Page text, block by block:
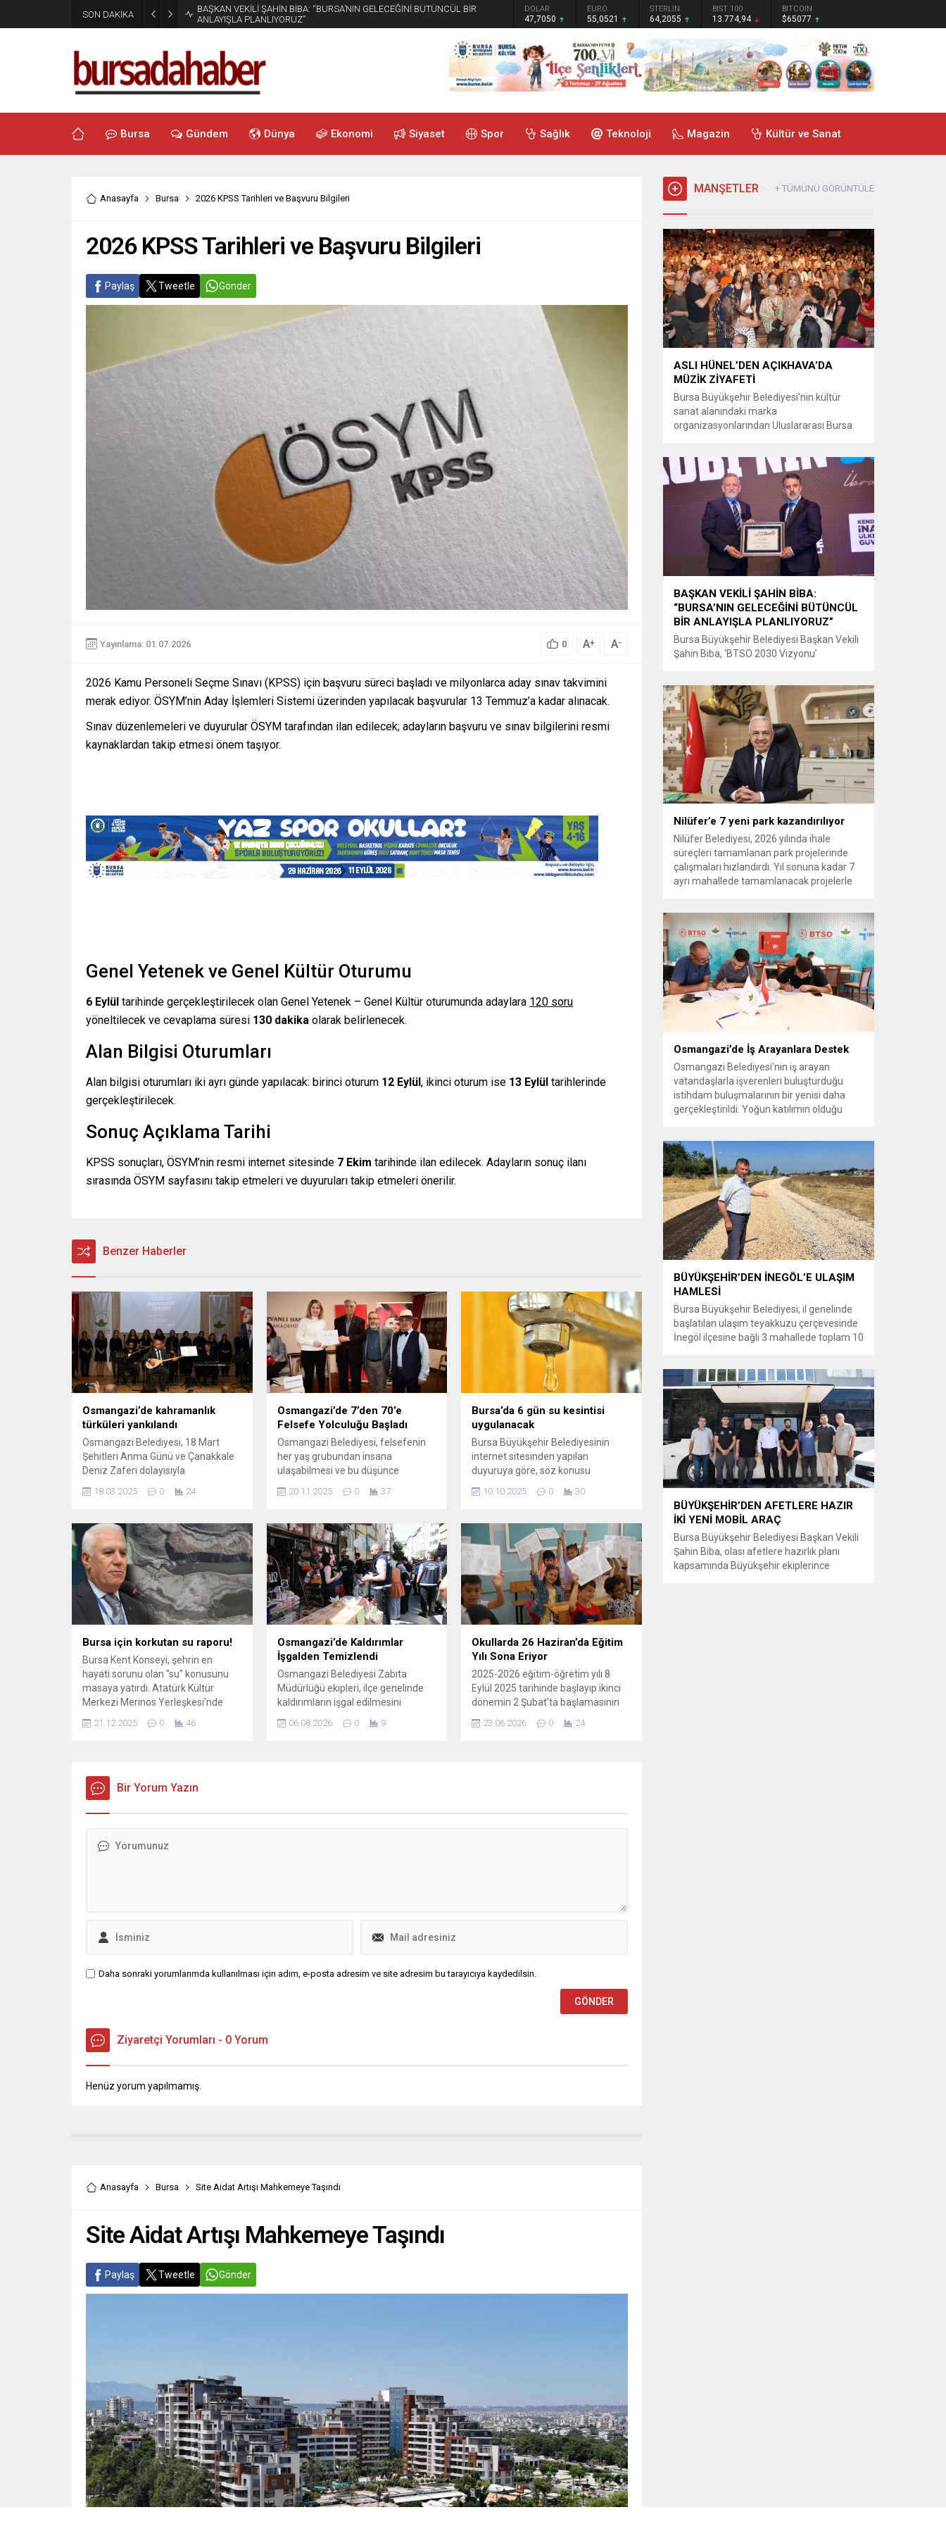
SON DAKİKA
BAŞKAN VEKİLİ ŞAHİN BİBA: “BURSA’NIN GELECEĞİNİ BÜTÜNCÜL BİR
ANLAYIŞLA PLANLIYORUZ”
GRAM ALTIN DOLAR
47,7050
EURO
55,0521
STERLİN
64,2055
BIST 100
13.774,94
BITCOIN
$65077
Bursa Gündem Dünya Ekonomi Siyaset Spor Sağlık Teknoloji Magazin Kültür ve Sanat
Anasayfa Bursa 2026 KPSS Tarihleri ve Başvuru Bilgileri
2026 KPSS Tarihleri ve Başvuru Bilgileri
Paylaş Tweetle Gönder
Yayınlama: 01.07.2026 0 A+ A-
2026 Kamu Personeli Seçme Sınavı (KPSS) için başvuru süreci başladı ve milyonlarca aday sınav takvimini
merak ediyor. ÖSYM’nin Aday İşlemleri Sistemi üzerinden yapılacak başvurular 13 Temmuz’a kadar alınacak.
Sınav düzenlemeleri ve duyurular ÖSYM tarafından ilan edilecek; adayların başvuru ve sınav bilgilerini resmi
kaynaklardan takip etmesi önem taşıyor.
Genel Yetenek ve Genel Kültür Oturumu
6 Eylül tarihinde gerçekleştirilecek olan Genel Yetenek – Genel Kültür oturumunda adaylara 120 soru
yöneltilecek ve cevaplama süresi 130 dakika olarak belirlenecek.
Alan Bilgisi Oturumları
Alan bilgisi oturumları iki ayrı günde yapılacak: birinci oturum 12 Eylül, ikinci oturum ise 13 Eylül tarihlerinde
gerçekleştirilecek.
Sonuç Açıklama Tarihi
KPSS sonuçları, ÖSYM’nin resmi internet sitesinde 7 Ekim tarihinde ilan edilecek. Adayların sonuç ilanı
sırasında ÖSYM sayfasını takip etmeleri ve duyuruları takip etmeleri önerilir.
Benzer Haberler
Osmangazi’de kahramanlık
türküleri yankılandı
Osmangazi Belediyesi, 18 Mart
Şehitleri Anma Günü ve Çanakkale
Deniz Zaferi dolayısıyla
düzenledi. Kahramanlık türküleri ve
katılan Osmangazililer, duygu dolu
anlar yaşadı. 18 Mart Şehitleri
Anma Günü ve Çanakkale Deniz
Zaferi’nin 110. yıl dönümü,
Osmangazi’de şanlı zafere yakışan
özel bir etkinlikle kutlandı. Büyük
zaferin...
18.03.2025 0 24
Osmangazi’de 7’den 70’e
Felsefe Yolculuğu Başladı
Osmangazi Belediyesi, felsefenin
her yaş grubundan insana
ulaşabilmesi ve bu düşünce
amacıyla anlamlı bir projeyi hayata
felsefi pencereden yaklaşımların
ortaya konulacağı etkinliklerin ilki
‘Felsefe nedir?’ başlıklı panel ile
gerçekleştirildi. Osmangazi
Belediyesi, Osmangazi Kent
Konseyi ve Bursa Felsefe Kulübü
işbirliği ile ‘Şadırvanlı...
20.11.2025 0 37
Bursa’da 6 gün su kesintisi
uygulanacak
Bursa Büyükşehir Belediyesinin
internet sitesinden yapılan
duyuruya göre, söz konusu
geçmemek kaydıyla Osmangazi,
Kestel ilçelerine bağlı mahallelerde
dönüşümlü olarak gerçekleştirilecek
10.10.2025 0 30
Bursa için korkutan su raporu!
Bursa Kent Konseyi, şehrin en
hayati sorunu olan "su" konusunu
masaya yatırdı. Atatürk Kültür
Merkezi Merinos Yerleşkesi’nde
gerçekleştirilen 92. Olağan Genel
Kurul, “Bursa Suyunu Konuşuyor”
21.12.2025 0 46
Osmangazi’de Kaldırımlar
İşgalden Temizlendi
Osmangazi Belediyesi Zabıta
Müdürlüğü ekipleri, ilçe genelinde
kaldırımların işgal edilmesini
önlemek amacıyla denetimlerini
aralıksız sürdürüyor. Son
rahat bir şekilde kullanabilmesi
06.08.2026 0 9
Okullarda 26 Haziran’da Eğitim
Yılı Sona Eriyor
2025-2026 eğitim-öğretim yılı 8
Eylül 2025 tarihinde başlayıp ikinci
dönemin 2 Şubat’ta başlamasının
ardından 26 Haziran Cuma günü
sonlanıyor. Öğrenciler, bu tarihte
çeşitli etkinlik ve uygulamalar
23.06.2026 0 24
Bir Yorum Yazın
Daha sonraki yorumlarımda kullanılması için adım, e-posta adresim ve site adresim bu tarayıcıya kaydedilsin.
Ziyaretçi Yorumları - 0 Yorum
Henüz yorum yapılmamış.
Anasayfa Bursa Site Aidat Artışı Mahkemeye Taşındı
Site Aidat Artışı Mahkemeye Taşındı
Paylaş Tweetle Gönder
MANŞETLER + TÜMÜNÜ GÖRÜNTÜLE
ASLI HÜNEL’DEN AÇIKHAVA’DA
MÜZİK ZİYAFETİ
Bursa Büyükşehir Belediyesi’nin kültür
sanat alanındaki marka
organizasyonlarından Uluslararası Bursa
Büyükşehir Belediyesi adına Bursa Kültür
Sanat ve Turizm Vakfı (BKSTV) tarafından
bu yıl 64’üncüsü düzenlenen Uluslararası
Bursa Festivali, sevilen sanatçı Aslı Hünel’i
müzikseverlerle buluşturdu. Uludağ İçecek
ana sponsorluğunda düzenlenen...
BAŞKAN VEKİLİ ŞAHİN BİBA:
“BURSA’NIN GELECEĞİNİ BÜTÜNCÜL
BİR ANLAYIŞLA PLANLIYORUZ”
Bursa Büyükşehir Belediyesi Başkan Vekili
Şahin Biba, ‘BTSO 2030 Vizyonu’
programında, “Bursa’mızın ulaşım ve
turizm master planlarını vatandaşlarımızın
konforunu ve güvenliğini esas alarak
hazırlıyoruz. Çevre düzeni planı
çalışmalarımızı da şehrimizin gelecek
yıllardaki gelişimini bütüncül bir anlayışla
yönlendirecek şekilde sürdürüyoruz. KOBİ
OSB de...
Nilüfer’e 7 yeni park kazandırılıyor
Nilüfer Belediyesi, 2026 yılında ihale
süreçleri tamamlanan park projelerinde
çalışmaları hızlandırdı. Yıl sonuna kadar 7
ayrı mahallede tamamlanacak projelerle
Belediyesi, ilçe genelinde kişi başına düşen
yeşil alan miktarını artırmak ve
vatandaşlara yeni yaşam alanları sunmak
amacıyla yürüttüğü park çalışmalarını
sürdürüyor....
Osmangazi’de İş Arayanlara Destek
Osmangazi Belediyesi’nin iş arayan
vatandaşlarla işverenleri buluşturduğu
istihdam buluşmalarının bir yenisi daha
gerçekleştirildi. Yoğun katılımın olduğu
değerlendirmelerin ardından iş sahibi oldu.
Osmangazi Belediyesi’nin, Bursa Ticaret
ve Sanayi Odası (BTSO) ve İŞKUR iş
birliğiyle yıl boyunca sürdürdüğü istihdam
buluşmaları yoğun ilgi görmeye devam...
BÜYÜKŞEHİR’DEN İNEGÖL’E ULAŞIM
HAMLESİ
Bursa Büyükşehir Belediyesi, il genelinde
başlatılan ulaşım teyakkuzu çerçevesinde
İnegöl ilçesine bağlı 3 mahallede toplam 10
Biba başkanlığında başlatılan ulaşım
seferberliği kapsamında Bursa Büyükşehir
Belediyesi Ulaşım Dairesi Başkanlığı
koordinasyonuyla 17 ilçede yol yenileme
çalışmalarına hız verildi. Başkan Vekili
Biba’nın göreve...
BÜYÜKŞEHİR’DEN AFETLERE HAZIR
İKİ YENİ MOBİL ARAÇ
Bursa Büyükşehir Belediyesi Başkan Vekili
Şahin Biba, olası afetlere hazırlık planı
kapsamında Büyükşehir ekiplerince